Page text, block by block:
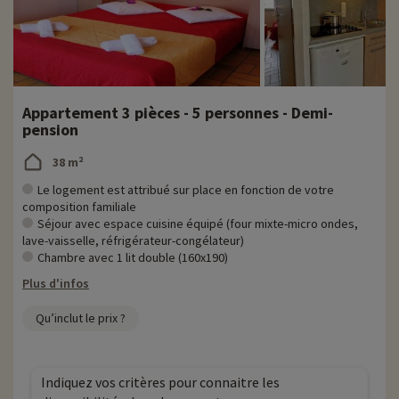
Appartement 3 pièces - 5 personnes - Demi-
pension
38 m²
Le logement est attribué sur place en fonction de votre
composition familiale
Séjour avec espace cuisine équipé (four mixte-micro ondes,
lave-vaisselle, réfrigérateur-congélateur)
Chambre avec 1 lit double (160x190)
Plus d'infos
Qu’inclut le prix ?
Indiquez vos critères pour connaitre les